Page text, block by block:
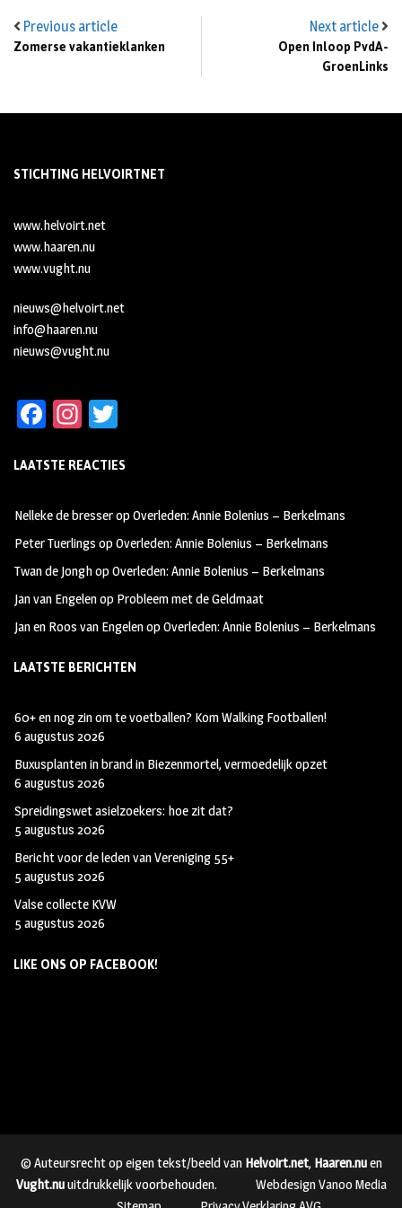
Previous article
Zomerse vakantieklanken
Next article
Open Inloop PvdA-
GroenLinks
STICHTING HELVOIRTNET
www.helvoirt.net
www.haaren.nu
www.vught.nu
nieuws@helvoirt.net
info@haaren.nu
nieuws@vught.nu
Fa
b
oo
k
In
ag
m
tt
LAATSTE REACTIES
Nelleke de bresseropOverleden: Annie Bolenius – Berkelmans
Peter Tuerlings opOverleden: Annie Bolenius – Berkelmans
Twan de JonghopOverleden: Annie Bolenius – Berkelmans
Jan van Engelenop Probleem met de Geldmaat
Jan en Roos van EngelenopOverleden: Annie Bolenius – Berkelmans
LAATSTE BERICHTEN
60+ en nog zin om te voetballen? Kom Walking Footballen!
6 augustus 2026
Buxusplanten in brand in Biezenmortel, vermoedelijk opzet
6 augustus 2026
Spreidingswet asielzoekers: hoe zit dat?
5 augustus 2026
Bericht voor de leden van Vereniging 55+
5 augustus 2026
Valse collecte KVW
5 augustus 2026
LIKE ONS OP FACEBOOK!
© Auteursrecht op eigen tekst/beeld van Helvoirt.net, Haaren.nuen
Vught.nuuitdrukkelijk voorbehouden.
Webdesign Vanoo Media